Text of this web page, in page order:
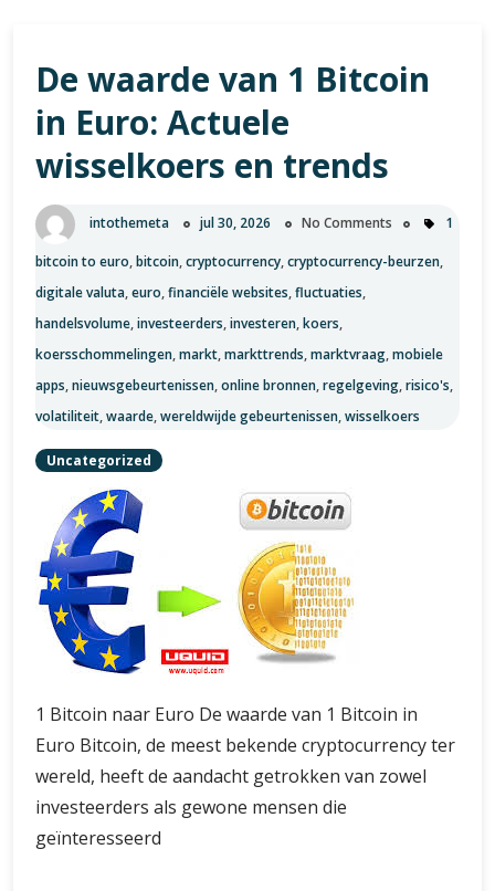
de
Ethereum-
munt:
diepgaande
De waarde van 1 Bitcoin
in Euro: Actuele
wisselkoers en trends
intothemeta jul 30, 2026 No Comments 1
bitcoin to euro,bitcoin,cryptocurrency,cryptocurrency-beurzen,
digitale valuta,euro,financiële websites,fluctuaties,
handelsvolume,investeerders,investeren,koers,
koersschommelingen,markt,markttrends,marktvraag,mobiele
apps,nieuwsgebeurtenissen,online bronnen,regelgeving,risico's,
volatiliteit,waarde,wereldwijde gebeurtenissen,wisselkoers
Uncategorized
1 Bitcoin naar Euro De waarde van 1 Bitcoin in
Euro Bitcoin, de meest bekende cryptocurrency ter
wereld, heeft de aandacht getrokken van zowel
investeerders als gewone mensen die
geïnteresseerd